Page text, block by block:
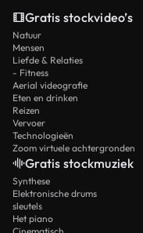
Gratis stockvideo’s
Natuur
Mensen
Liefde & Relaties
- Fitness
Aerial videografie
Eten en drinken
Reizen
Vervoer
Technologieën
Zoom virtuele achtergronden
Gratis stockmuziek
Synthese
Elektronische drums
sleutels
Het piano